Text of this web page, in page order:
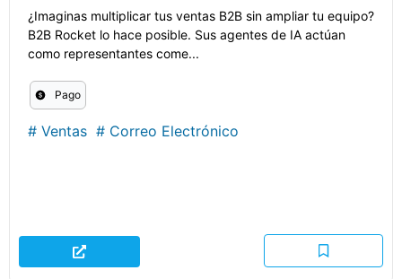
¿Imaginas multiplicar tus ventas B2B sin ampliar tu equipo?
B2B Rocket lo hace posible. Sus agentes de IA actúan
como representantes come...
Pago
# Ventas # Correo Electrónico